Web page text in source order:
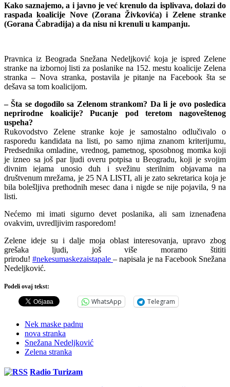
Kako saznajemo, a i javno je već krenulo da isplivava, dolazi do
raspada koalicije Nove (Zorana Živkovića) i Zelene stranke
(Gorana Čabradija) a da nisu ni krenuli u kampanju.
Pravnica iz Beograda Snežana Nedeljković koja je ispred Zelene
stranke na izbornoj listi za poslanike na 152. mestu koalicije Zelena
stranka – Nova stranka, postavila je pitanje na Facebook šta se
dešava sa tom koalicijom.
– Šta se dogodilo sa Zelenom strankom? Da li je ovo posledica
neprirodne koalicije? Pucanje pod teretom nagoveštenog
uspeha?
Rukovodstvo Zelene stranke koje je samostalno odlučivalo o
rasporedu kandidata na listi, po samo njima znanom kriterijumu,
Predsednika omladine, vrednog, pametnog, sposobnog momka koji
je izneo sa još par ljudi overu potpisa u Beogradu, koji je svojim
divnim iejama unosio duh i svežinu sterilnim objavama na
društvenum mrežama, je 25 NA LISTI, ali je zato sekretarica koja je
bila bolešljiva prethodnih mesec dana i nigde se nije pojavila, 9 na
listi.
Nećemo mi imati sigurno devet poslanika, ali sam iznenađena
ovakvim, uvredljivim rasporedom!
Zelene ideje su i dalje moja oblast interesovanja, upravo zbog
grešaka ljudi, još više moramo štititi
prirodu! #nekesumaskezaistapale – napisala je na Facebook Snežana
Nedeljković.
Podeli ovaj tekst:
WhatsApp Telegram
Nek maske padnu
nova stranka
Snežana Nedeljković
Zelena stranka
Radio Turizam